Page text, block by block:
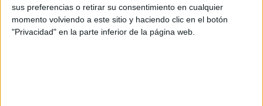
sus preferencias o retirar su consentimiento en cualquier
momento volviendo a este sitio y haciendo clic en el botón
"Privacidad" en la parte inferior de la página web.